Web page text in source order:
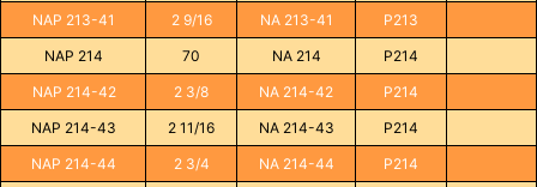
NAP 213-41
2 9/16 NA 213-41
P213
NAP 214
70 NA 214
P214
NAP 214-42
2 3/8 NA 214-42
P214
NAP 214-43
2 11/16 NA 214-43
P214
NAP 214-44
2 3/4 NA 214-44
P214